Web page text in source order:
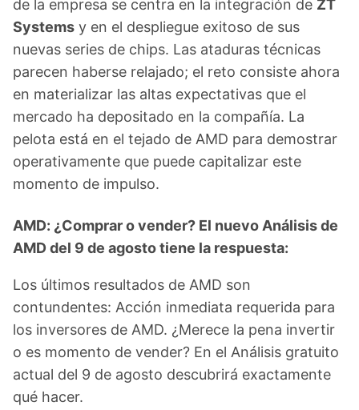
de la empresa se centra en la integración de ZT
Systems y en el despliegue exitoso de sus
nuevas series de chips. Las ataduras técnicas
parecen haberse relajado; el reto consiste ahora
en materializar las altas expectativas que el
mercado ha depositado en la compañía. La
pelota está en el tejado de AMD para demostrar
operativamente que puede capitalizar este
momento de impulso.
AMD: ¿Comprar o vender? El nuevo Análisis de
AMD del 9 de agosto tiene la respuesta:
Los últimos resultados de AMD son
contundentes: Acción inmediata requerida para
los inversores de AMD. ¿Merece la pena invertir
o es momento de vender? En el Análisis gratuito
actual del 9 de agosto descubrirá exactamente
qué hacer.